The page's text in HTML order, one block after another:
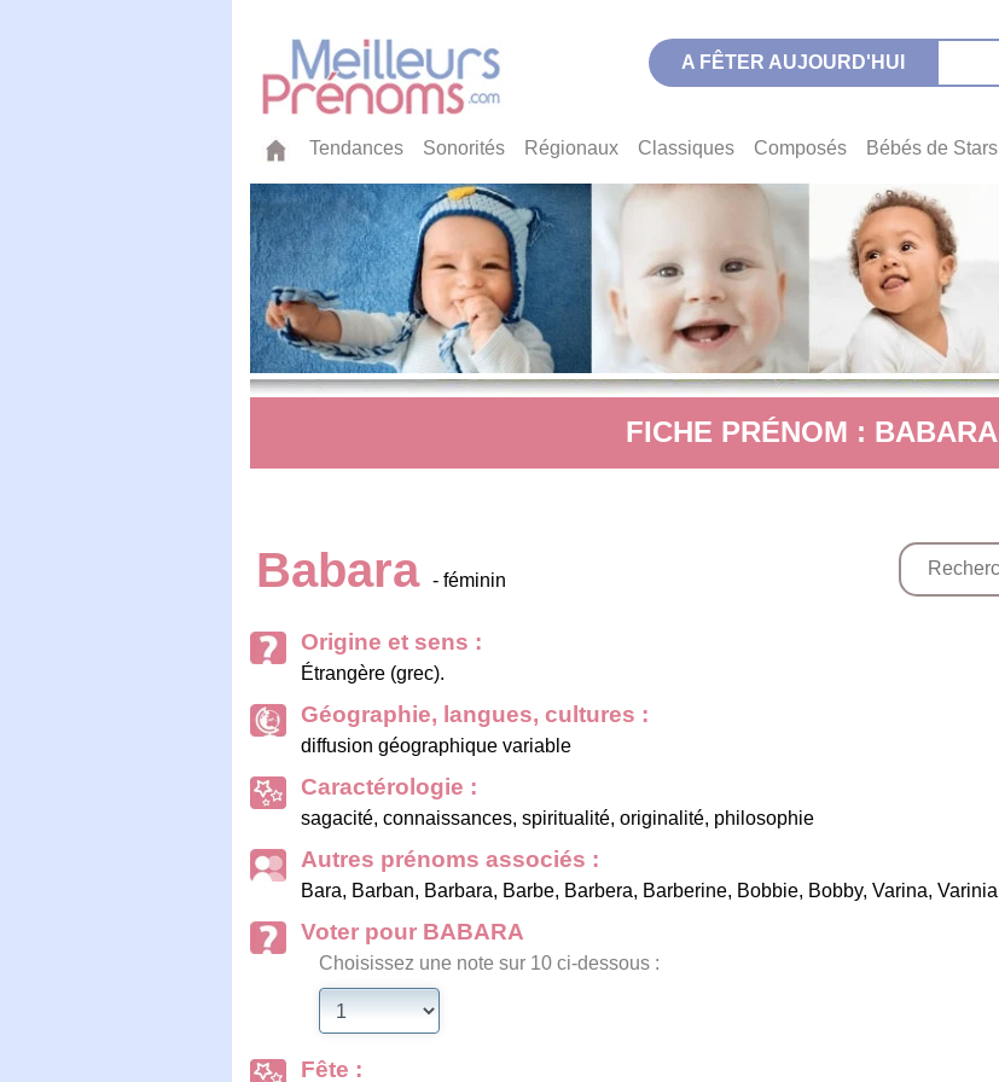
A FÊTER AUJOURD'HUI
Tendances Sonorités Régionaux Classiques Composés Bébés de Stars
FICHE PRÉNOM : BABARA
Babara - féminin
Origine et sens :
Étrangère (grec).
Géographie, langues, cultures :
diffusion géographique variable
Caractérologie :
sagacité, connaissances, spiritualité, originalité, philosophie
Autres prénoms associés :
Bara, Barban, Barbara, Barbe, Barbera, Barberine, Bobbie, Bobby, Varina, Varinia
Voter pour BABARA
Choisissez une note sur 10 ci-dessous :
Fête :